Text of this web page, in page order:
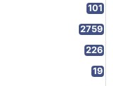
101
2759
226
19